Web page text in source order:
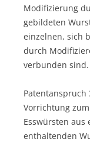
Modifizierung
gebildeten
einzelnen, sich
durch
verbunden sind.
Patentanspruch
Vorrichtung
Esswürsten aus
enthaltenden